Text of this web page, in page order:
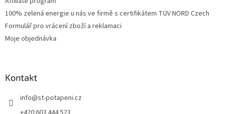
100% zelená energie u nás ve firmě s certifikátem TÜV NORD Czech
Formulář pro vrácení zboží a reklamaci
Moje objednávka
Kontakt
info@st-potapeni.cz